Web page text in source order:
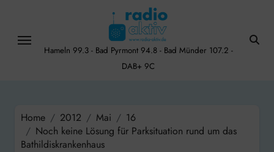
content
Hameln 99.3 - Bad Pyrmont 94.8 - Bad Münder 107.2 -
DAB+ 9C
Home 2012 Mai
16
Noch keine Lösung für Parksituation rund um das
Bathildiskrankenhaus